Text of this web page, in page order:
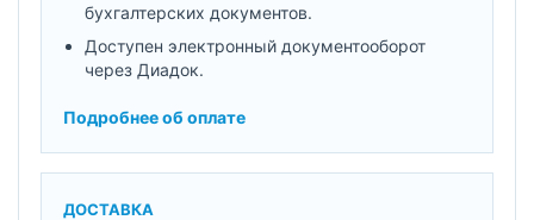
бухгалтерских документов.
Доступен электронный документооборот
через Диадок.
Подробнее об оплате
ДОСТАВКА